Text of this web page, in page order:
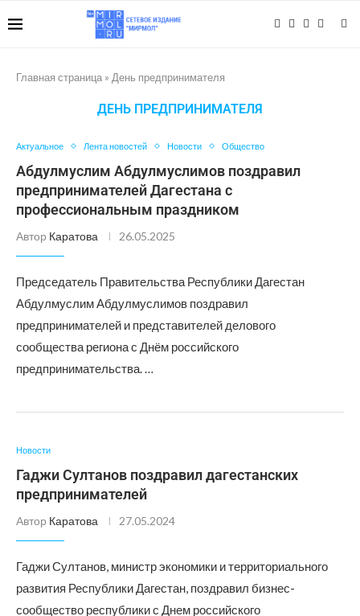
Главная страница » День предпринимателя
ДЕНЬ ПРЕДПРИНИМАТЕЛЯ
Актуальное Лента новостей Новости Общество
Абдулмуслим Абдулмуслимов поздравил
предпринимателей Дагестана с
профессиональным праздником
Автор Каратова 26.05.2025
Председатель Правительства Республики Дагестан
Абдулмуслим Абдулмуслимов поздравил
предпринимателей и представителей делового
сообщества региона с Днём российского
предпринимательства. …
Новости
Гаджи Султанов поздравил дагестанских
предпринимателей
Автор Каратова 27.05.2024
Гаджи Султанов, министр экономики и территориального
развития Республики Дагестан, поздравил бизнес-
сообщество республики с Днем российского